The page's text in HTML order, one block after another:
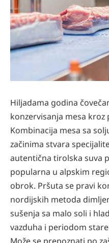
Hiljadama godina
konzervisanja mesa
Kombinacija mesa sa
začinima stvara
autentična tirolska suva
popularna u alpskim
obrok. Pršuta se pravi
nordijskih metoda
sušenja sa malo soli i
vazduha i periodom